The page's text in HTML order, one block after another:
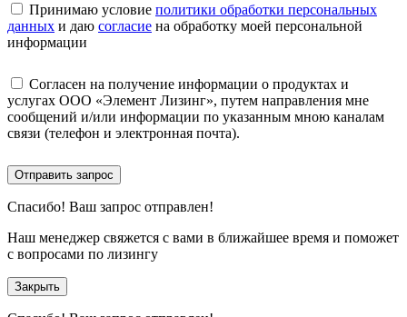
Принимаю условие политики обработки персональных
данных и даю согласие на обработку моей персональной
информации
Согласен на получение информации о продуктах и
услугах ООО «Элемент Лизинг», путем направления мне
сообщений и/или информации по указанным мною каналам
связи (телефон и электронная почта).
Отправить запрос
Спасибо! Ваш запрос отправлен!
Наш менеджер свяжется с вами в ближайшее время и поможет
с вопросами по лизингу
Закрыть